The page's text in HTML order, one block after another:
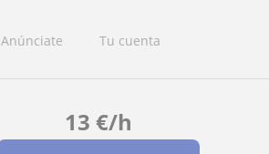
Anúnciate Tu cuenta
13 €/h